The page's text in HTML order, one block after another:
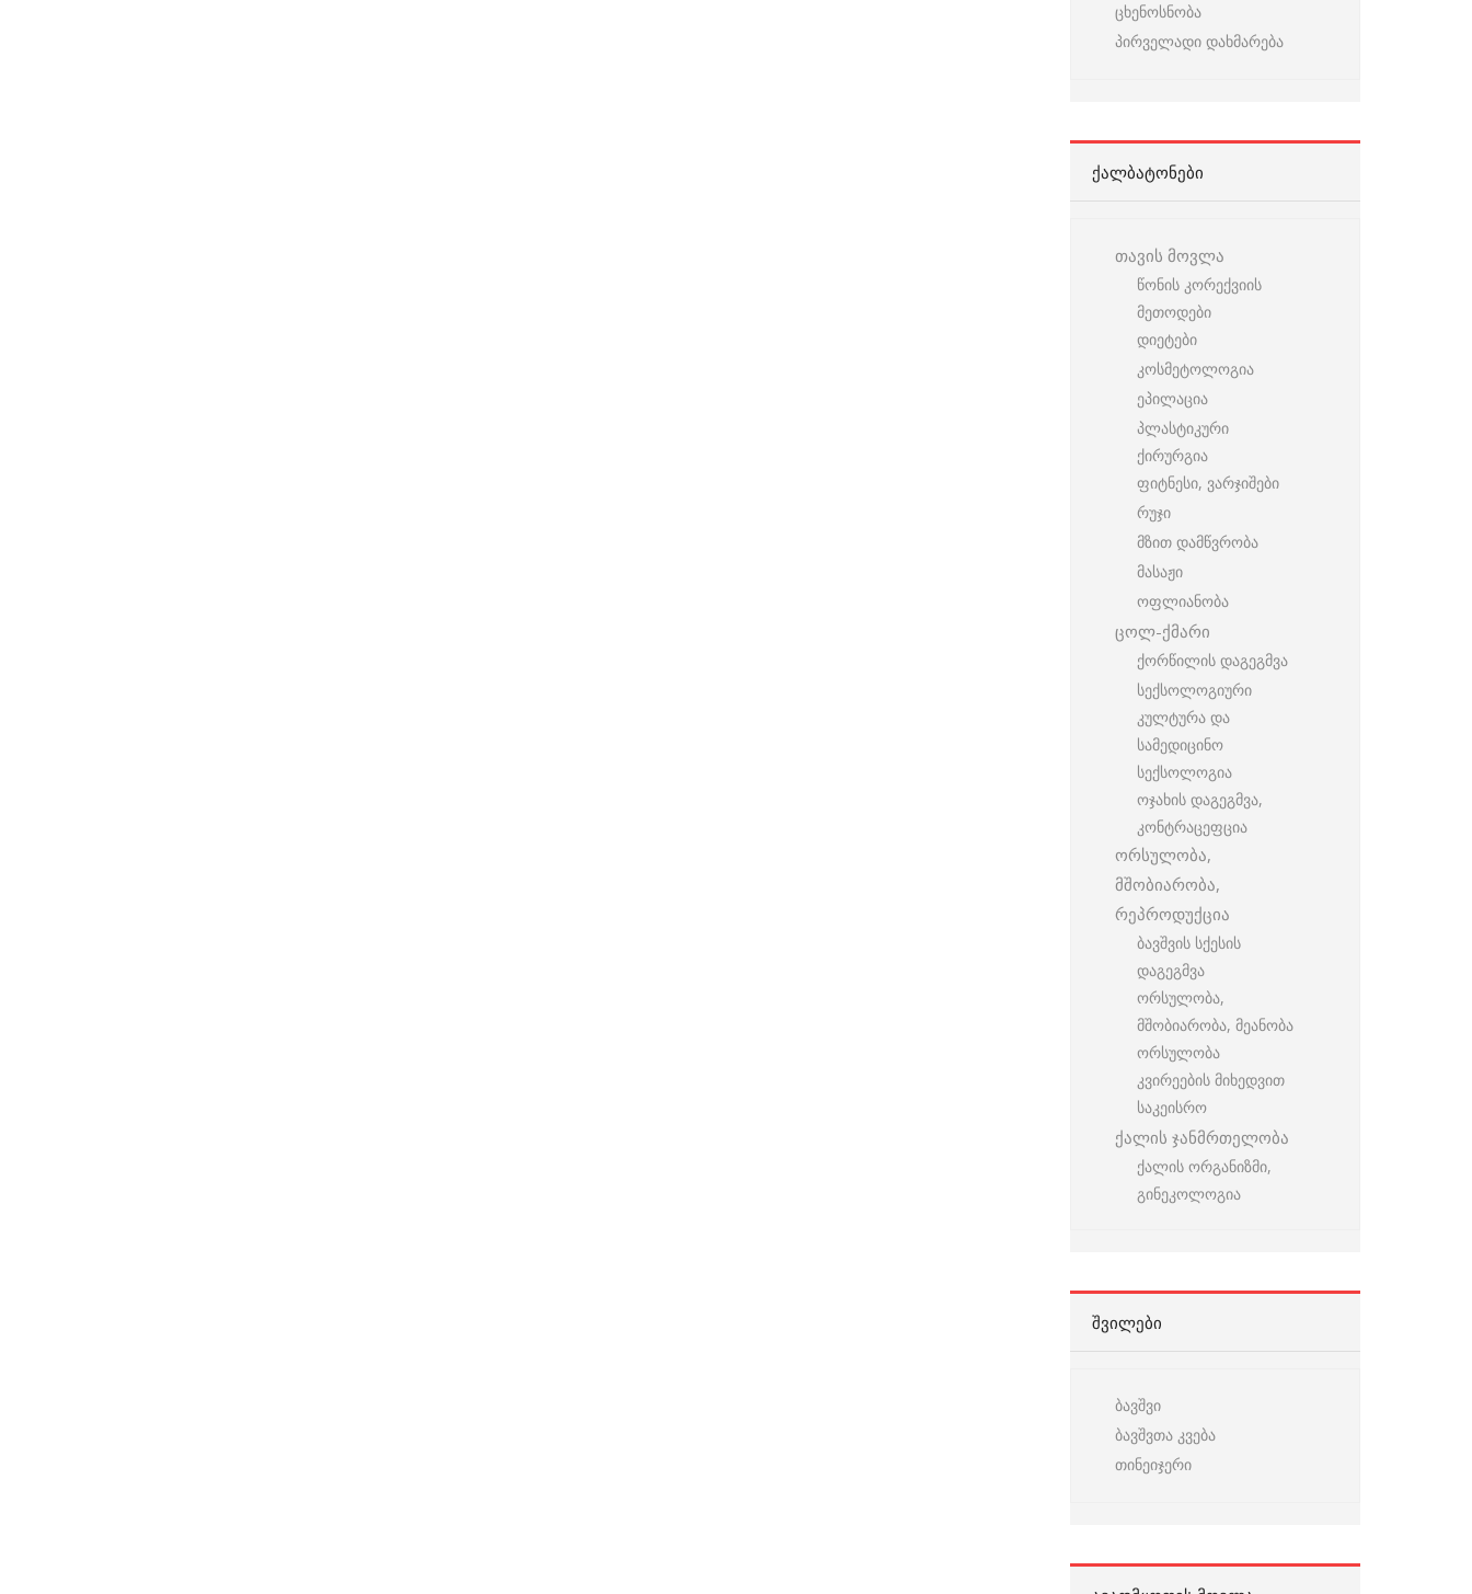
ცხენოსნობა
პირველადი დახმარება
ᲥᲐᲚᲑᲐᲢᲝᲜᲔᲑᲘ
თავის მოვლა
წონის კორექვიის
მეთოდები
დიეტები
კოსმეტოლოგია
ეპილაცია
პლასტიკური
ქირურგია
ფიტნესი, ვარჯიშები
რუჯი
მზით დამწვრობა
მასაჟი
ოფლიანობა
ცოლ-ქმარი
ქორწილის დაგეგმვა
სექსოლოგიური
კულტურა და
სამედიცინო
სექსოლოგია
ოჯახის დაგეგმვა,
კონტრაცეფცია
ორსულობა,
მშობიარობა,
რეპროდუქცია
ბავშვის სქესის
დაგეგმვა
ორსულობა,
მშობიარობა, მეანობა
ორსულობა
კვირეების მიხედვით
საკეისრო
ქალის ჯანმრთელობა
ქალის ორგანიზმი,
გინეკოლოგია
ᲨᲕᲘᲚᲔᲑᲘ
ბავშვი
ბავშვთა კვება
თინეიჯერი